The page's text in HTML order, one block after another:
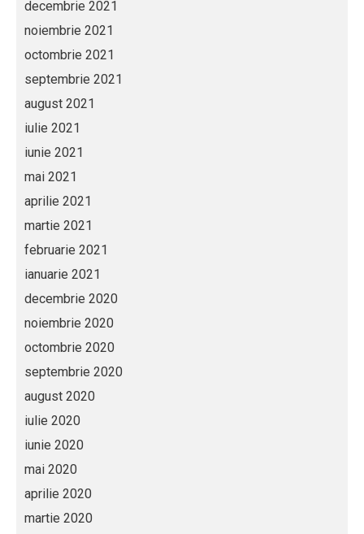
decembrie 2021
noiembrie 2021
octombrie 2021
septembrie 2021
august 2021
iulie 2021
iunie 2021
mai 2021
aprilie 2021
martie 2021
februarie 2021
ianuarie 2021
decembrie 2020
noiembrie 2020
octombrie 2020
septembrie 2020
august 2020
iulie 2020
iunie 2020
mai 2020
aprilie 2020
martie 2020